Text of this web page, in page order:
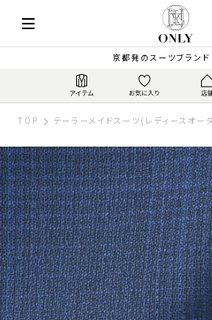
京都発のスーツブラン
TOP テーラーメイドスーツ(レディースオー